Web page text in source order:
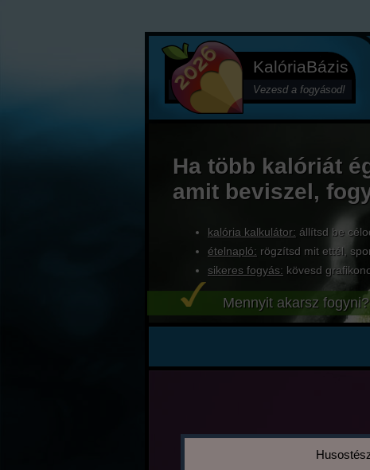
KalóriaBázis
Vezesd a fogyásod!
Ha több kalóriát
amit beviszel,
kalória kalkulátor: állítsd be
ételnapló: rögzítsd mit ettél,
sikeres fogyás: kövesd
Mennyit akarsz fogyni?